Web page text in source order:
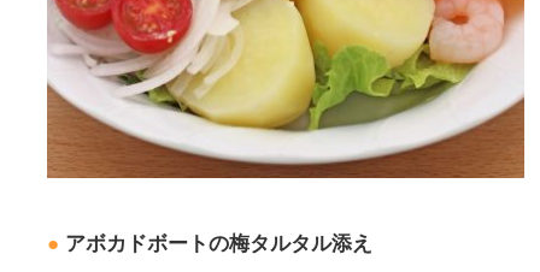
● アボカドボートの梅タルタル添え